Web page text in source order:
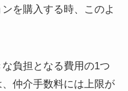
を購入する時、このよ
負担となる費用の1つ
仲介手数料には上限が